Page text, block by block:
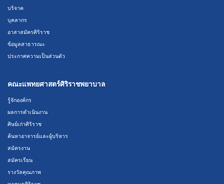
บริจาค
บุคลากร
อาสาสมัครศิริราช
ข้อมูลสาธารณะ
ประกาศความเป็นส่วนตัว
คณะแพทยศาสตร์ศิริราชพยาบาล
รู้จักองค์กร
ผลการดำเนินงาน
ศิษย์เก่าศิริราช
ค้นหาอาจารย์และผู้บริหาร
สมัครงาน
สมัครเรียน
รางวัลคุณภาพ